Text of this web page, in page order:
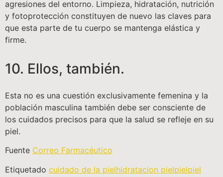
agresiones del entorno. Limpieza, hidratación, nutrición
y fotoprotección constituyen de nuevo las claves para
que esta parte de tu cuerpo se mantenga elástica y
firme.
10. Ellos, también.
Esta no es una cuestión exclusivamente femenina y la
población masculina también debe ser consciente de
los cuidados precisos para que la salud se refleje en su
piel.
Fuente Correo Farmacéutico
Etiquetado cuidado de la pielhidratacion pielpielpiel